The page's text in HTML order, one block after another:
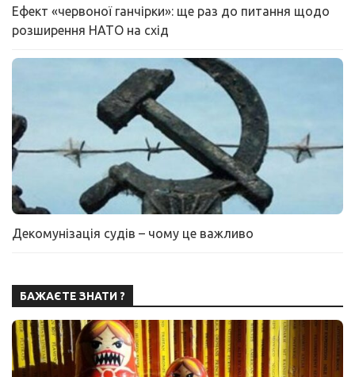
Ефект «червоної ганчірки»: ще раз до питання щодо
розширення НАТО на схід
Декомунізація судів – чому це важливо
БАЖАЄТЕ ЗНАТИ ?